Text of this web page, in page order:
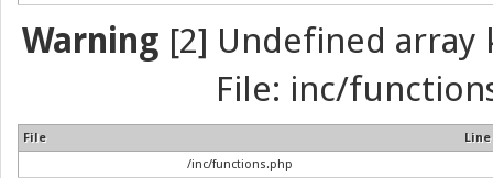
Warning [2] Undefined array
File: inc/
File
Line
/inc/functions.php